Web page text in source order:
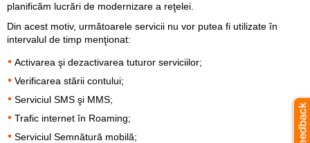
planificăm lucrări de modernizare a reţelei.
Din acest motiv, următoarele servicii nu vor putea fi utilizate în
intervalul de timp menţionat:
Activarea şi dezactivarea tuturor serviciilor;
Verificarea stării contului;
Serviciul SMS şi MMS;
Trafic internet în Roaming;
Serviciul Semnătură mobilă;